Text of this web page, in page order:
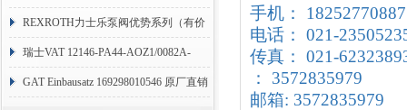
系列编码器
REXROTH力士乐泵阀优势系列（有价
目表）
瑞士VAT 12146-PA44-AOZ1/0082A-
1173938
GAT Einbausatz 169298010546 原厂直销
手机： 18252770887
电话： 021-
传真： 021-
： 3572835979
邮箱: 3572835979